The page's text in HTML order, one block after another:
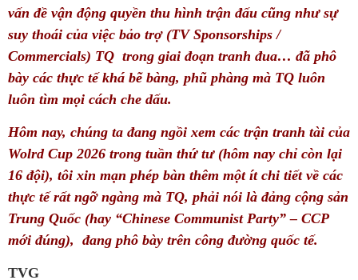
vấn đề vận động quyền thu hình trận đấu cũng như sự
suy thoái của việc bảo trợ (TV Sponsorships /
Commercials) TQ trong giai đoạn tranh đua… đã phô
bày các thực tế khá bẽ bàng, phũ phàng mà TQ luôn
luôn tìm mọi cách che dấu.
Hôm nay, chúng ta đang ngồi xem các trận tranh tài của
Wolrd Cup 2026 trong tuần thứ tư (hôm nay chỉ còn lại
16 đội), tôi xin mạn phép bàn thêm một ít chi tiết về các
thực tế rất ngỡ ngàng mà TQ, phải nói là đảng cộng sản
Trung Quốc (hay “Chinese Communist Party” – CCP
mới đúng), đang phô bày trên công đường quốc tế.
TVG